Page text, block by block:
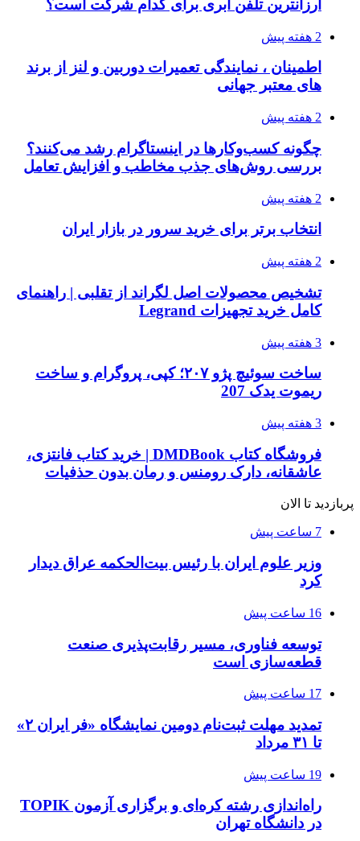
ارزانترین تلفن ابری برای کدام شرکت است؟
2 هفته پیش
اطمینان ، نمایندگی تعمیرات دوربین و لنز از برند
های معتبر جهانی
2 هفته پیش
چگونه کسب‌وکارها در اینستاگرام رشد می‌کنند؟
بررسی روش‌های جذب مخاطب و افزایش تعامل
2 هفته پیش
انتخاب برتر برای خرید سرور در بازار ایران
2 هفته پیش
تشخیص محصولات اصل لگراند از تقلبی | راهنمای
کامل خرید تجهیزات Legrand
3 هفته پیش
ساخت سوئیچ پژو ۲۰۷؛ کپی، پروگرام و ساخت
ریموت یدک 207
3 هفته پیش
فروشگاه کتاب DMDBook | خرید کتاب فانتزی،
عاشقانه، دارک رومنس و رمان بدون حذفیات
پربازدید تا الان
7 ساعت پیش
وزیر علوم ایران با رئیس بیت‌الحکمه عراق دیدار
کرد
16 ساعت پیش
توسعه فناوری، مسیر رقابت‌پذیری صنعت
قطعه‌سازی است
17 ساعت پیش
تمدید مهلت ثبت‌نام دومین نمایشگاه «فر ایران ۲»
تا ۳۱ مرداد
19 ساعت پیش
راه‌اندازی رشته کره‌ای و برگزاری آزمون TOPIK
در دانشگاه تهران